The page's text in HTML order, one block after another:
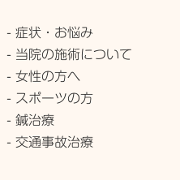
- 症状・お悩み
- 当院の施術について
- 女性の方へ
- スポーツの方
- 鍼治療
- 交通事故治療